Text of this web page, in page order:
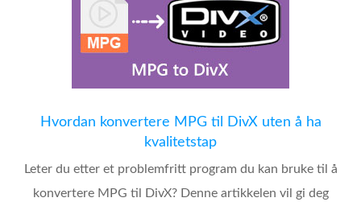
Hvordan konvertere MPG til DivX uten å ha
kvalitetstap
Leter du etter et problemfritt program du kan bruke til å
konvertere MPG til DivX? Denne artikkelen vil gi deg